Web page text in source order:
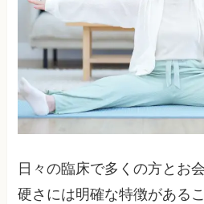
日々の臨床で多くの方とお
硬さには明確な特徴がある